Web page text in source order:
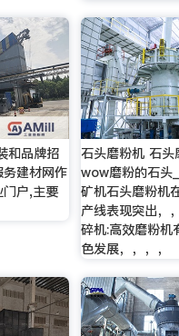
和品牌招
建材网作
户,主要
石头磨粉机 石头
wow磨粉的石头
矿机石头磨粉机
产线表现突出，
碎机:高效磨粉机
色发展，，，，